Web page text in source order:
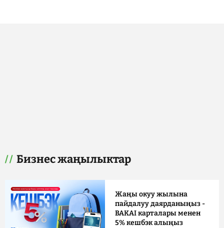
Бизнес жаңылыктар
Жаңы окуу жылына
пайдалуу даярданыңыз -
BAKAI карталары менен
5% кешбэк алыңыз